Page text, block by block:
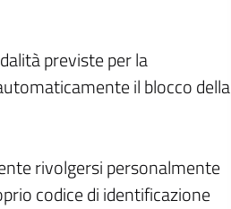
previste per la
il blocco della
rivolgersi personalmente
codice di identificazione